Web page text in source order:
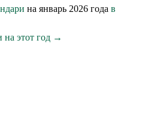
на январь 2026 года в
на этот год →